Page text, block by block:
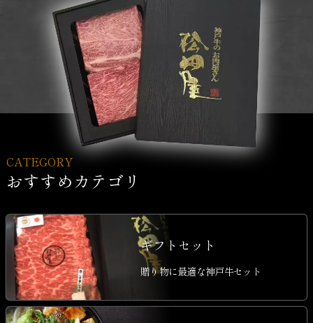
CATEGORY
おすすめカテゴリ
ギフトセット
贈り物に最適な神戸牛セット